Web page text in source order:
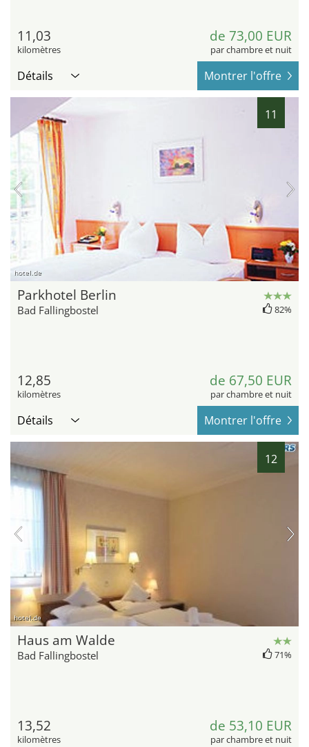
11,03
kilomètres
de 73,00 EUR
par chambre et nuit
Détails Montrer l'offre
11
hotel.de
Parkhotel Berlin
Bad Fallingbostel 82%
12,85
kilomètres
de 67,50 EUR
par chambre et nuit
Détails Montrer l'offre
12
hotel.de
Haus am Walde
Bad Fallingbostel 71%
13,52
kilomètres
de 53,10 EUR
par chambre et nuit